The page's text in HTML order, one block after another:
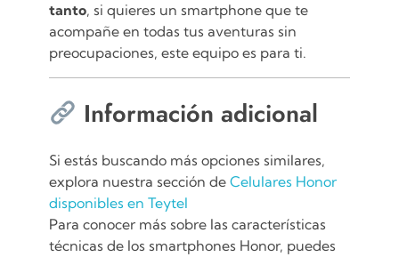
tanto, si quieres un smartphone que te
acompañe en todas tus aventuras sin
preocupaciones, este equipo es para ti.
Información adicional
Si estás buscando más opciones similares,
explora nuestra sección de Celulares Honor
disponibles en Teytel
Para conocer más sobre las características
técnicas de los smartphones Honor, puedes